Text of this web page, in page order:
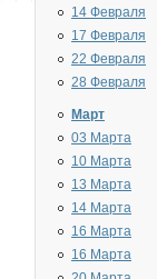
14 Февраля
17 Февраля
22 Февраля
28 Февраля
Март
03 Марта
10 Марта
13 Марта
14 Марта
16 Марта
16 Марта